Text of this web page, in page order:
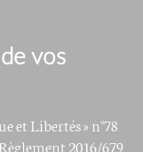
vos
et Libertés » n°78
2016/679